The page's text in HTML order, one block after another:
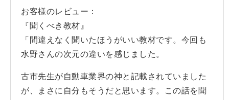
お客様のレビュー：
『聞くべき教材』
「間違えなく聞いたほうがいい教材です。今回も
水野さんの次元の違いを感じました。
古市先生が自動車業界の神と記載されていました
が、まさに自分もそうだと思います。この話を聞